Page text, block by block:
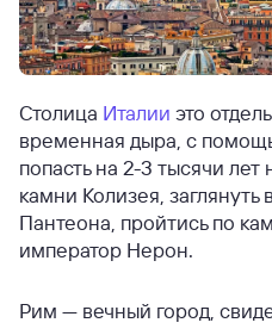
Столица Италии это
временная дыра, с
попасть на 2-3 тысячи лет
камни Колизея, заглянуть
Пантеона, пройтись по
император Нерон.
Рим — вечный город,